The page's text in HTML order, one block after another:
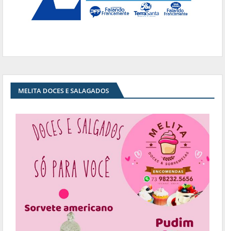
MELITA DOCES E SALAGADOS